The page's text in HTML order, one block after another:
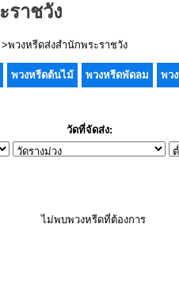
ราชวัง
>พวงหรีดส่งสำนักพระราชวัง
พวงหรีดต้นไม้ พวงหรีดพัดลม พว
วัดที่จัดส่ง:
ไม่พบพวงหรีดที่ต้องการ